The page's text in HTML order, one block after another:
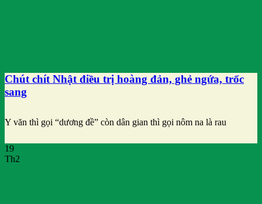
Chút chít Nhật điều trị hoàng đản, ghẻ ngứa, trốc
sang
Y văn thì gọi “dương đề” còn dân gian thì gọi nôm na là rau
19
Th2